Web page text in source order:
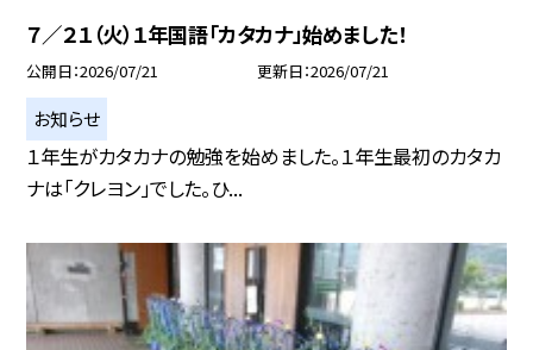
７／２１（火）１年国語「カタカナ」始めました！
公開日 2026/07/21 更新日 2026/07/21
お知らせ
１年生がカタカナの勉強を始めました。１年生最初のカタカ
ナは「クレヨン」でした。ひ...